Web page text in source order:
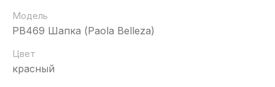
Модель
PB469 Шапка (Paola Belleza)
Цвет
красный